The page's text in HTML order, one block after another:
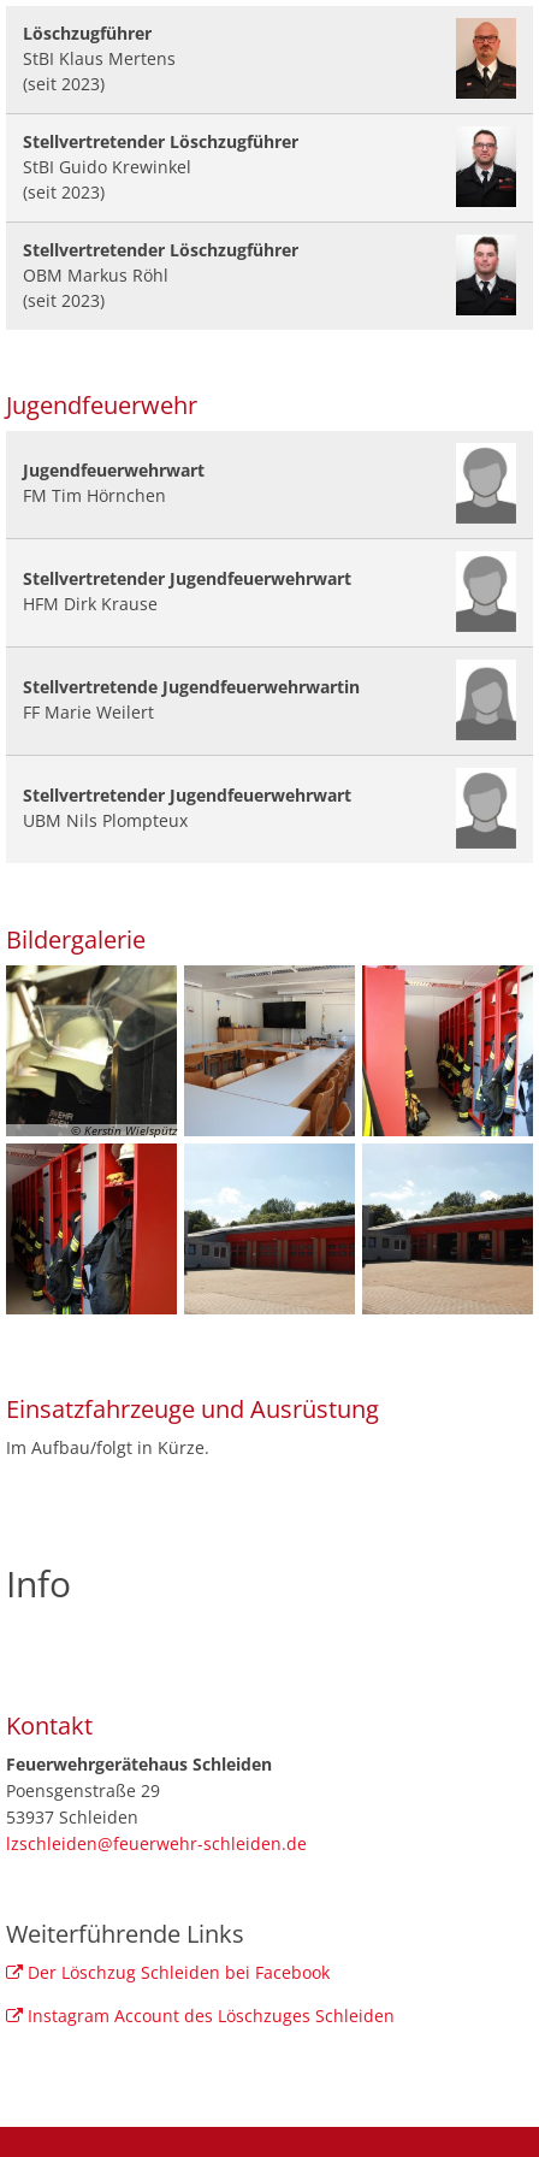
Löschzugführer
StBI Klaus Mertens
(seit 2023)
Stellvertretender Löschzugführer
StBI Guido Krewinkel
(seit 2023)
Stellvertretender Löschzugführer
OBM Markus Röhl
(seit 2023)
Jugendfeuerwehr
Jugendfeuerwehrwart
FM Tim Hörnchen
Stellvertretender Jugendfeuerwehrwart
HFM Dirk Krause
Stellvertretende Jugendfeuerwehrwartin
FF Marie Weilert
Stellvertretender Jugendfeuerwehrwart
UBM Nils Plompteux
Bildergalerie
© Kerstin Wielspütz
Einsatzfahrzeuge und Ausrüstung
Im Aufbau/folgt in Kürze.
Info
Kontakt
Feuerwehrgerätehaus Schleiden
Poensgenstraße 29
53937 Schleiden
lzschleiden@feuerwehr-schleiden.de
Weiterführende Links
Der Löschzug Schleiden bei Facebook
Instagram Account des Löschzuges Schleiden